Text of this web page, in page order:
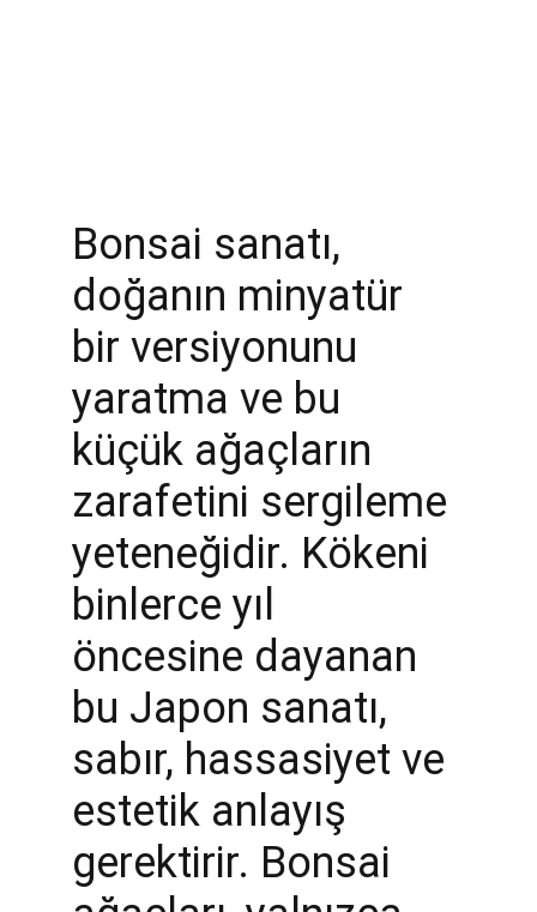
Bonsai sanatı,
doğanın minyatür
bir versiyonunu
yaratma ve bu
küçük ağaçların
zarafetini sergileme
yeteneğidir. Kökeni
binlerce yıl
öncesine dayanan
bu Japon sanatı,
sabır, hassasiyet ve
estetik anlayış
gerektirir. Bonsai